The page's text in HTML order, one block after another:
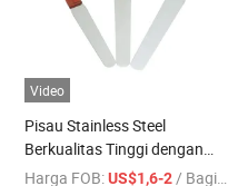
Video
Pisau Stainless Steel
Berkualitas Tinggi dengan
Pegangan Kayu Spatula
Harga FOB: US$1,6-2 / Bagian